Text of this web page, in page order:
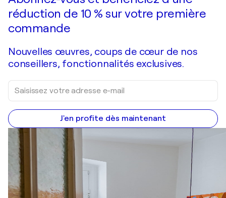
réduction de 10 % sur votre première
commande
Nouvelles œuvres, coups de cœur de nos
conseillers, fonctionnalités exclusives.
J'en profite dès maintenant